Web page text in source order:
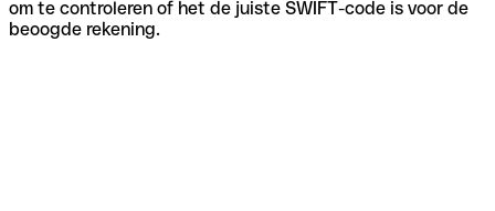
om te controleren of het de juiste SWIFT-code is voor de
beoogde rekening.